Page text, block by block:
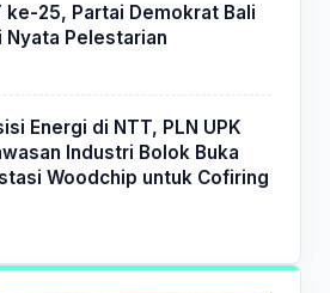
ke-25, Partai Demokrat Bali
Nyata Pelestarian
Energi di NTT, PLN UPK
Industri Bolok Buka
Woodchip untuk Cofiring